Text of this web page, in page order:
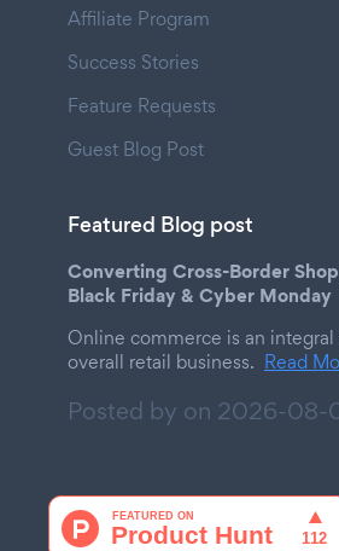
Affiliate Program
Success Stories
Feature Requests
Guest Blog Post
Featured Blog post
Converting Cross-Border
Black Friday & Cyber Monday
Online commerce is an
overall retail business. Read
Posted by on 2026-08-